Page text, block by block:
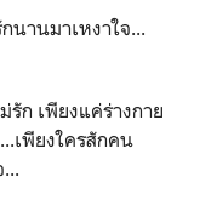
นานมาเหงาใจ...
รัก เพียงแค่ร่างกาย
เพียงใครสักคน